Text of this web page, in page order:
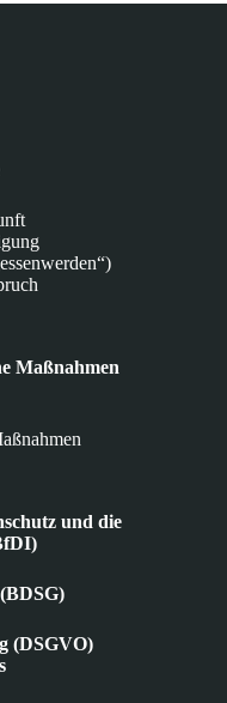
Maßnahmen
und die
(DSGVO)